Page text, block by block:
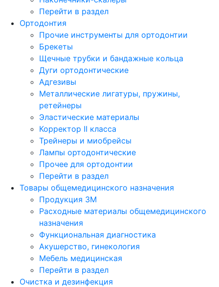
Перейти в раздел
Ортодонтия
Прочие инструменты для ортодонтии
Брекеты
Щечные трубки и бандажные кольца
Дуги ортодонтические
Адгезивы
Металлические лигатуры, пружины,
ретейнеры
Эластические материалы
Корректор II класса
Трейнеры и миобрейсы
Лампы ортодонтические
Прочее для ортодонтии
Перейти в раздел
Товары общемедицинского назначения
Продукция 3М
Расходные материалы общемедицинского
назначения
Функциональная диагностика
Акушерство, гинекология
Мебель медицинская
Перейти в раздел
Очистка и дезинфекция